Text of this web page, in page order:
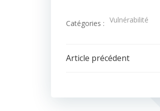
Catégories : Vulnérabilité
Navigation
Article précédent